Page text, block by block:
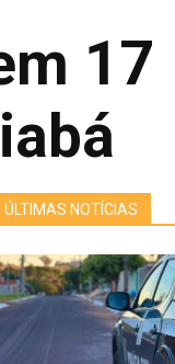
17
ÚLTIMAS NOTÍCIAS